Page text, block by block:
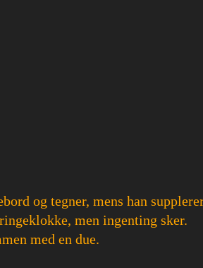
og tegner, mens han
men ingenting sker.
med en due.